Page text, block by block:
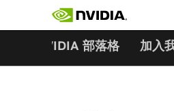
NVIDIA 部落格 加入